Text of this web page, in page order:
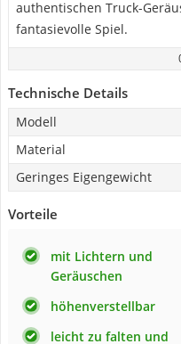
authentischen Truck-
fantasievolle Spiel.
Technische Details
Modell
Material
Geringes Eigengewicht
Vorteile
mit Lichtern und
Geräuschen
höhenverstellbar
leicht zu falten und